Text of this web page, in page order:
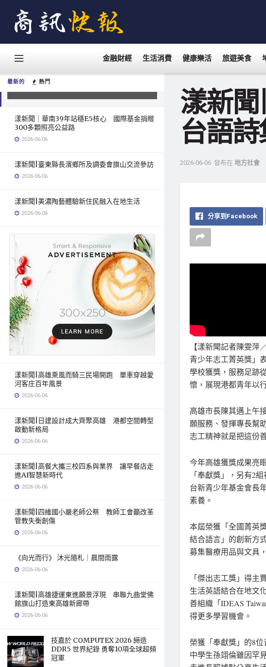
最新的 熱門
漾新聞|高雄青年志工閃耀全國 罕病
生台語詩集與印度送愛感動全場
漾新聞｜華南39年站穩E5核心 國際基金捐贈
300多顆照亮公益路
2026-06-06
漾新聞|臺東縣長濱鄉所及調委會旗山交流參訪
2026-06-06
漾新聞|美濃陶藝體驗新住民融入在地生活
2026-06-06
漾新聞|高雄乘風而騎三民場開跑 單車穿越愛
河客庄百年風景
2026-06-06
漾新聞|日建設計成大齊聚高雄 港都空間轉型
啟動新格局
2026-06-06
漾新聞|高餐大攜三校四系與業界 讓早餐店走
進AI智慧新時代
2026-06-06
漾新聞|四維國小嚴老師公祭 教師工會籲改革
管教失衡創傷
2026-06-06
《向光而行》 沐光隨札｜晨間雨露
2026-06-06
漾新聞|高雄捷運東進願景浮現 串聯九曲堂佛
館旗山打造東高雄新廊帶
2026-06-06
技嘉於 COMPUTEX 2026 締造
DDR5 世界紀錄 勇奪10項全球超頻
冠軍
金融財經 生活消費 健康樂活 旅遊美食
漾新
台語
2026-06-06 發布在 地方社會
分享到Facebook
【漾新聞記者陳雯
青少年志工菁英獎」
學校獲獎，服務足跡
懷，展現港都青年以
高雄市長陳其邁上午
願服務、發揮專長幫
志工精神就是把這份
今年高雄獲獎成果亮
「奉獻獎」，另有2
台新青少年基金會長
素養。
本屆榮獲「全國菁英
結合語言」的創新方
募集醫療用品與文具
「傑出志工獎」得
生活英語結合在地文
善組織「IDEAS
得更多學習機會。
榮獲「奉獻獎」的8
中學生孫翊倫雖因罕